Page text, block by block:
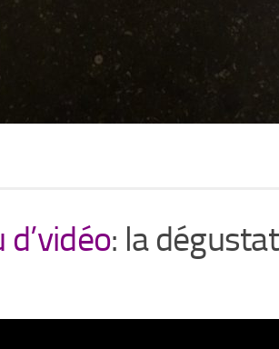
d’vidéo: la